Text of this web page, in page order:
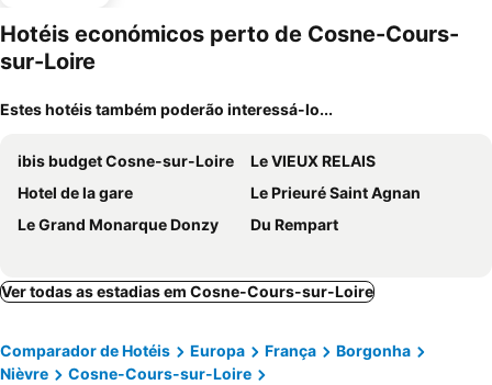
mento
Hotéis económicos perto de Cosne-Cours-
sur-Loire
Estes hotéis também poderão interessá-lo...
ibis budget Cosne-sur-Loire
Le VIEUX RELAIS
Hotel de la gare
Le Prieuré Saint Agnan
Le Grand Monarque Donzy
Du Rempart
Ver todas as estadias em Cosne-Cours-sur-Loire
Comparador de Hotéis Europa França
Borgonha
Nièvre
Cosne-Cours-sur-Loire